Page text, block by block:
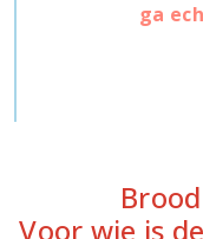
ga
Voor wie is